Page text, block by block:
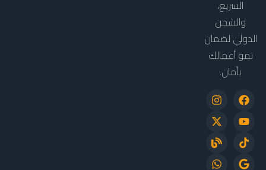
السريع،
والشحن
الدولي لضمان
نمو أعمالك
بأمان.